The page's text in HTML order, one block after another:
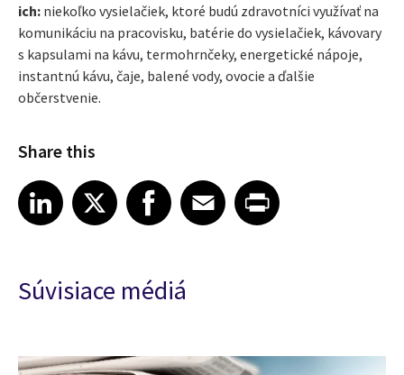
ich: niekoľko vysielačiek, ktoré budú zdravotníci využívať na
komunikáciu na pracovisku, batérie do vysielačiek, kávovary
s kapsulami na kávu, termohrnčeky, energetické nápoje,
instantnú kávu, čaje, balené vody, ovocie a ďalšie
občerstvenie.
Share this
Share article on LinkedIn
LinkedIn
Share article on XShare article on Facebook
Facebook
Share article on Email
EmailShare article on Print
Súvisiace médiá